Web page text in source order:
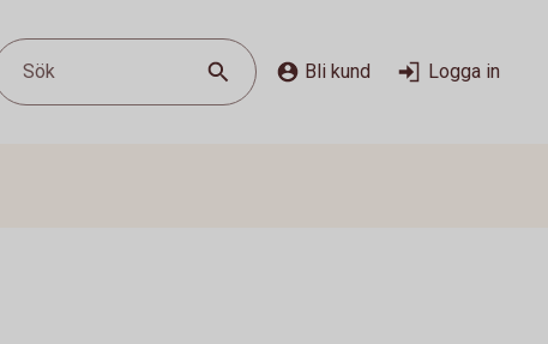
Sök Bli kund Logga in